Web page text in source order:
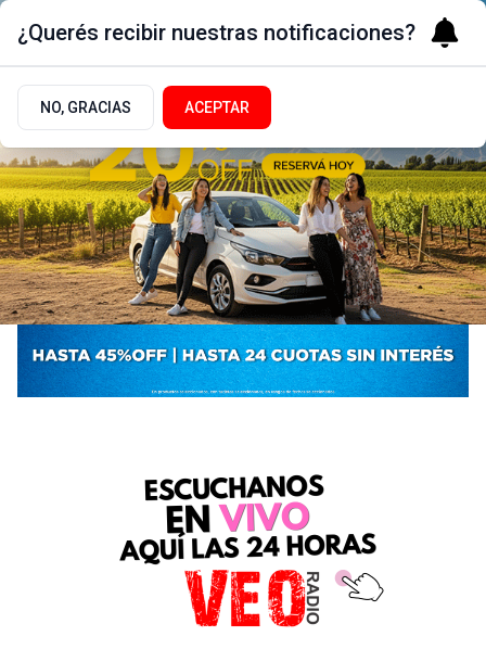
¿Querés recibir nuestras notificaciones?
NO, GRACIAS ACEPTAR